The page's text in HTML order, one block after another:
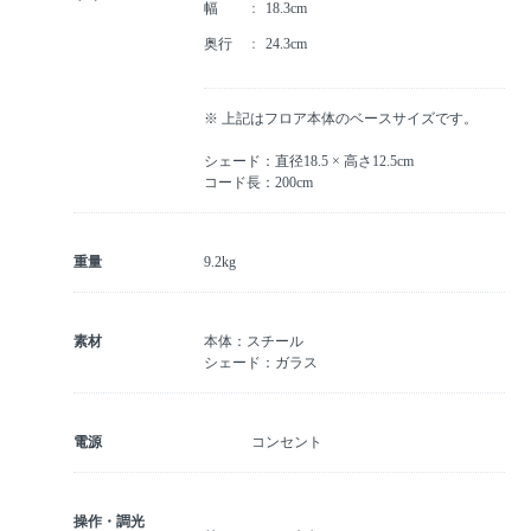
幅
18.3cm
奥行 24.3cm
※ 上記はフロア本体のベースサイズです。
シェード：直径18.5 × 高さ12.5cm
コード長：200cm
重量 9.2kg
素材
本体：スチール
シェード：ガラス
電源 コンセント
操作・調光